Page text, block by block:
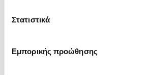
Στατιστικά
Εμπορικής προώθησης